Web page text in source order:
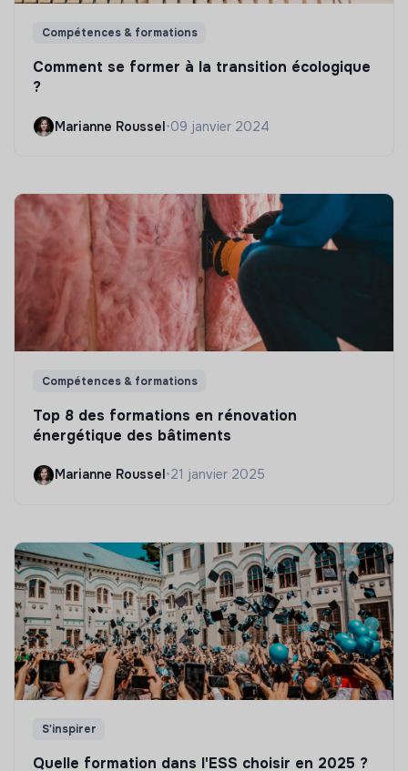
Compétences & formations
Comment se former à la transition écologique
?
Marianne Roussel•09 janvier 2024
Compétences & formations
Top 8 des formations en rénovation
énergétique des bâtiments
Marianne Roussel•21 janvier 2025
S'inspirer
Quelle formation dans l'ESS choisir en 2025 ?